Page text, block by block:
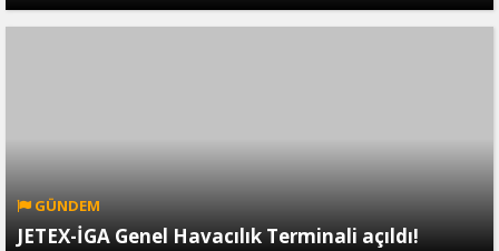
GÜNDEM
JETEX-İGA Genel Havacılık Terminali açıldı!